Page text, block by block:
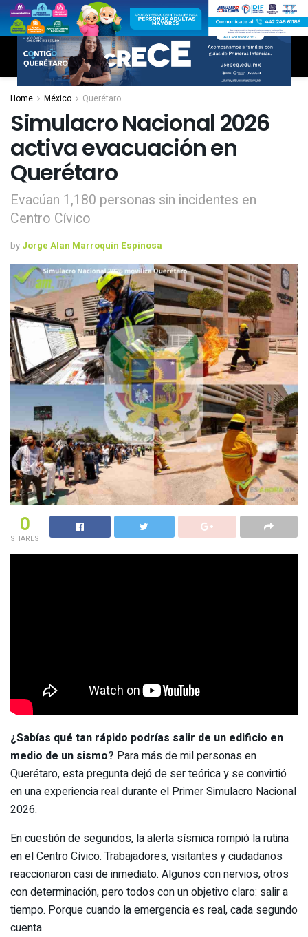
Home México Querétaro
Simulacro Nacional 2026
activa evacuación en
Querétaro
Evacúan 1,180 personas sin incidentes en
Centro Cívico
by Jorge Alan Marroquín Espinosa
0
SHARES
¿Sabías qué tan rápido podrías salir de un edificio en
medio de un sismo? Para más de mil personas en
Querétaro, esta pregunta dejó de ser teórica y se convirtió
en una experiencia real durante el Primer Simulacro Nacional
2026.
En cuestión de segundos, la alerta sísmica rompió la rutina
en el Centro Cívico. Trabajadores, visitantes y ciudadanos
reaccionaron casi de inmediato. Algunos con nervios, otros
con determinación, pero todos con un objetivo claro: salir a
tiempo. Porque cuando la emergencia es real, cada segundo
cuenta.